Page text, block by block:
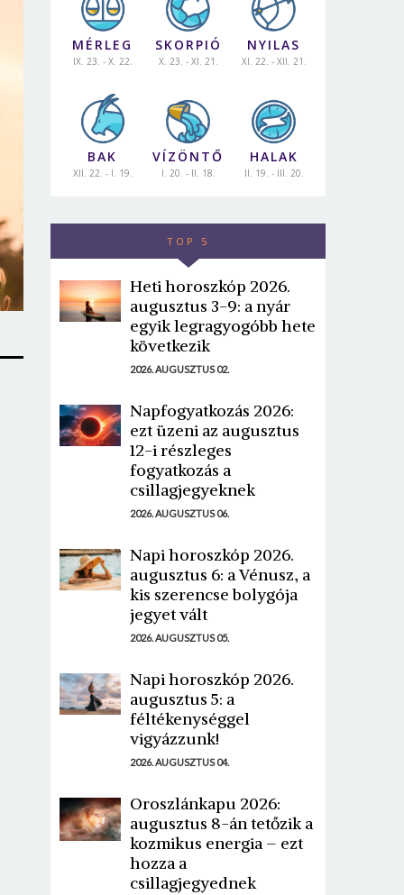
MÉRLEG
IX. 23. - X. 22.
SKORPIÓ
X. 23. - XI. 21.
NYILAS
XI. 22. - XII. 21.
BAK
XII. 22. - I. 19.
VÍZÖNTŐ
I. 20. - II. 18.
HALAK
II. 19. - III. 20.
TOP 5
Heti horoszkóp 2026.
augusztus 3-9: a nyár
egyik legragyogóbb hete
következik
2026. AUGUSZTUS 02.
Napfogyatkozás 2026:
ezt üzeni az augusztus
12-i részleges
fogyatkozás a
csillagjegyeknek
2026. AUGUSZTUS 06.
Napi horoszkóp 2026.
augusztus 6: a Vénusz, a
kis szerencse bolygója
jegyet vált
2026. AUGUSZTUS 05.
Napi horoszkóp 2026.
augusztus 5: a
féltékenységgel
vigyázzunk!
2026. AUGUSZTUS 04.
Oroszlánkapu 2026:
augusztus 8-án tetőzik a
kozmikus energia – ezt
hozza a
csillagjegyednek